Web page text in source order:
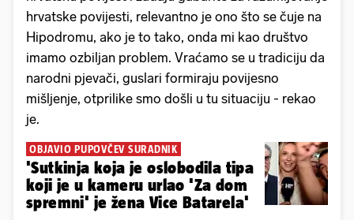
hrvatske povijesti, relevantno je ono što se čuje na
Hipodromu, ako je to tako, onda mi kao društvo
imamo ozbiljan problem. Vraćamo se u tradiciju da
narodni pjevači, guslari formiraju povijesno
mišljenje, otprilike smo došli u tu situaciju - rekao
je.
OBJAVIO PUPOVČEV SURADNIK
'Sutkinja koja je oslobodila tipa
koji je u kameru urlao 'Za dom
spremni' je žena Vice Batarela'